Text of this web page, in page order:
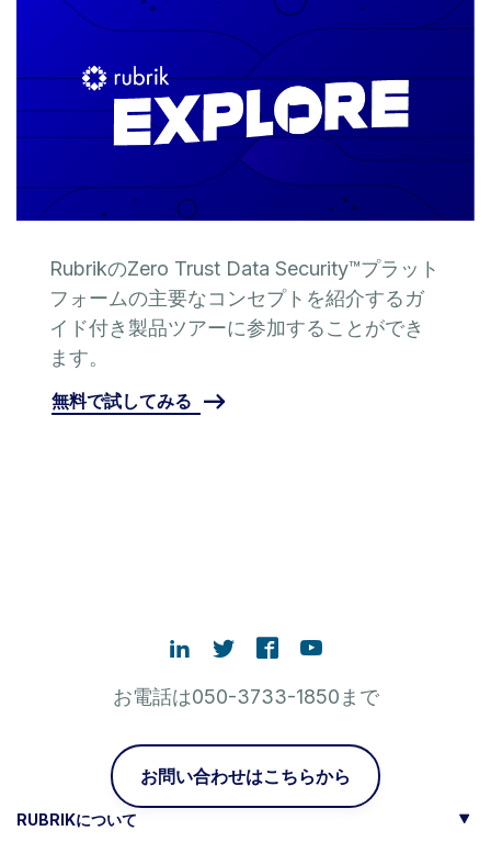
RubrikのZero Trust Data Security™プラット
フォームの主要なコンセプトを紹介するガ
イド付き製品ツアーに参加することができ
ます。
無料で試してみる
お電話は050-3733-1850まで
お問い合わせはこちらから
RUBRIKについて